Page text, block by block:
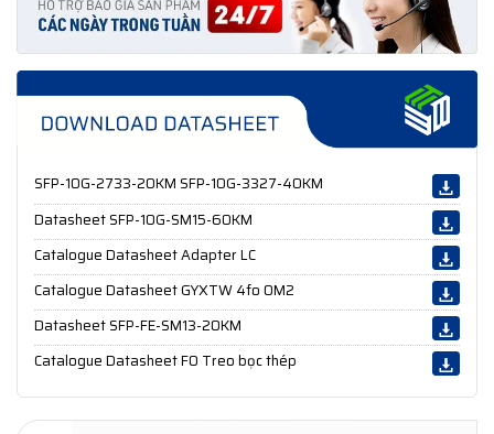
SFP-10G-2733-20KM SFP-10G-3327-40KM
Datasheet SFP-10G-SM15-60KM
Catalogue Datasheet Adapter LC
Catalogue Datasheet GYXTW 4fo OM2
Datasheet SFP-FE-SM13-20KM
Catalogue Datasheet FO Treo bọc thép